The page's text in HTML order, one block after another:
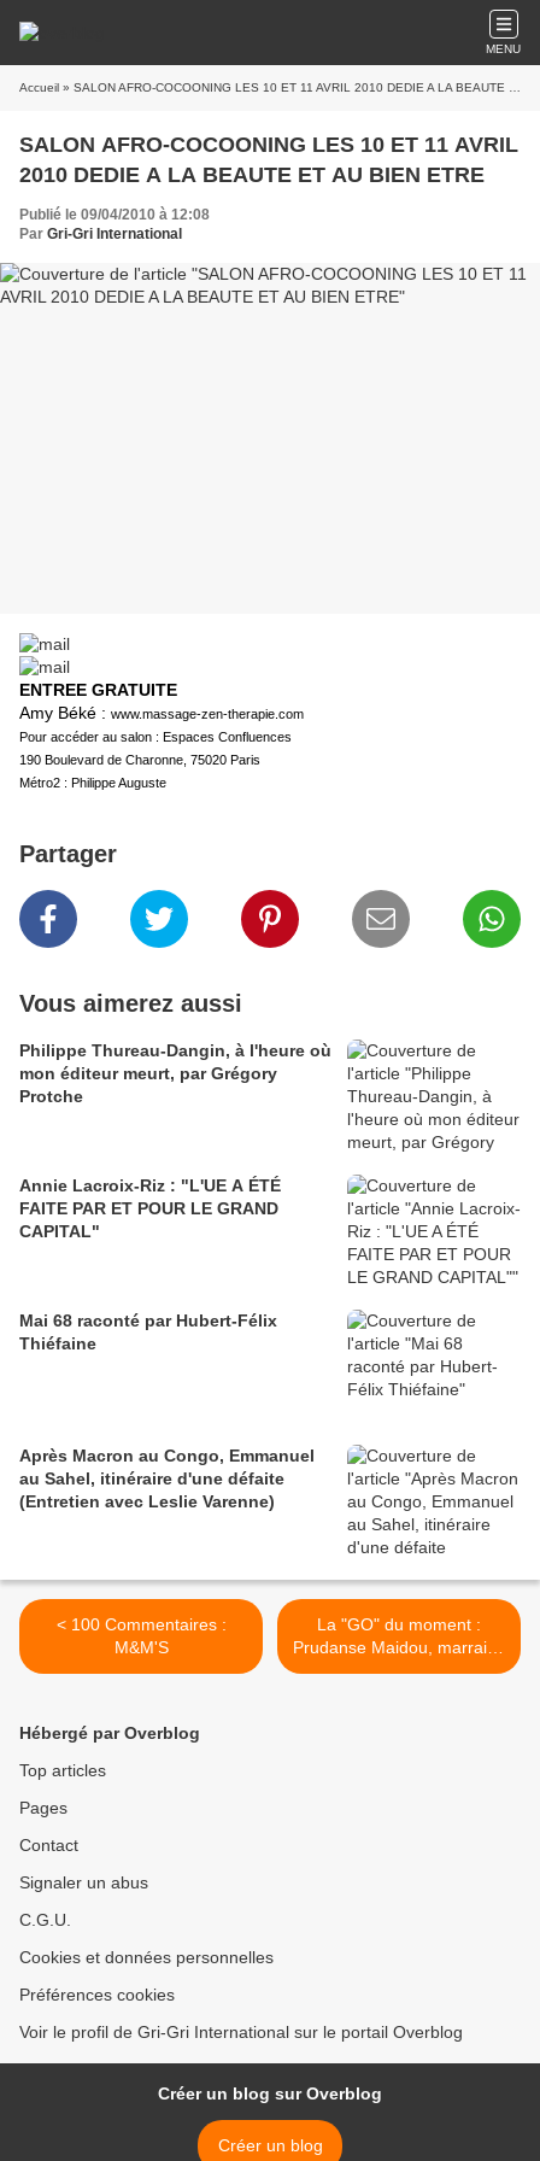
MENU
Accueil » SALON AFRO-COCOONING LES 10 ET 11 AVRIL 2010 DEDIE A LA BEAUTE ET AU BIEN ETRE
SALON AFRO-COCOONING LES 10 ET 11 AVRIL
2010 DEDIE A LA BEAUTE ET AU BIEN ETRE
Publié le 09/04/2010 à 12:08
Par Gri-Gri International
ENTREE GRATUITE
Amy Béké : www.massage-zen-therapie.com
Pour accéder au salon : Espaces Confluences
190 Boulevard de Charonne, 75020 Paris
Métro2 : Philippe Auguste
Partager
Vous aimerez aussi
Philippe Thureau-Dangin, à l'heure où
mon éditeur meurt, par Grégory
Protche
Annie Lacroix-Riz : "L'UE A ÉTÉ
FAITE PAR ET POUR LE GRAND
CAPITAL"
Mai 68 raconté par Hubert-Félix
Thiéfaine
Après Macron au Congo, Emmanuel
au Sahel, itinéraire d'une défaite
(Entretien avec Leslie Varenne)
< 100 Commentaires :
M&M'S
La "GO" du moment :
Prudanse Maidou, marraine
S.O.S enfant Bangui >
Hébergé par Overblog
Top articles
Pages
Contact
Signaler un abus
C.G.U.
Cookies et données personnelles
Préférences cookies
Voir le profil de Gri-Gri International sur le portail Overblog
Créer un blog sur Overblog
Créer un blog